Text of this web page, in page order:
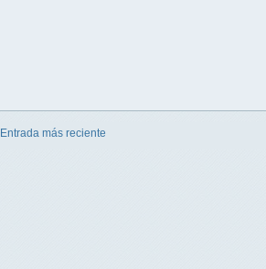
Entrada más reciente